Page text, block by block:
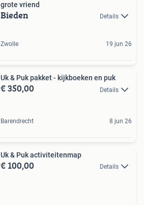
grote vriend
Bieden Details
Zwolle 19 jun 26
Uk & Puk pakket - kijkboeken en puk
€ 350,00 Details
Barendrecht 8 jun 26
Uk & Puk activiteitenmap
€ 100,00 Details